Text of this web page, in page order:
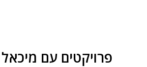
פרויקטים עם מיכאל